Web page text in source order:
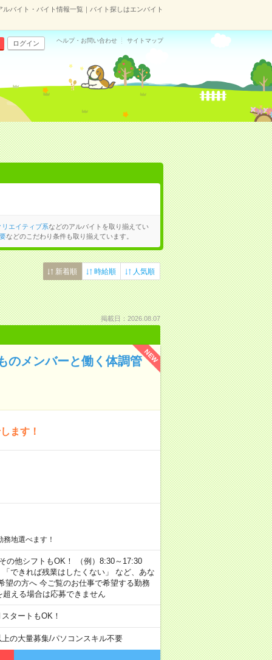
バイト・バイト情報一覧｜バイト探しはエンバイト
ログイン ヘルプ・お問い合わせ サイトマップ
リエイティブ系などのアルバイトを取り揃えてい
などのこだわり条件も取り揃えています。
新着順 時給順 人気順
掲載日：2026.08.07
NEW
のメンバーと働く体調管
ます！
地選べます！
の他シフトもOK！ （例）8:30～17:30
きれば残業はしたくない」 など、あな
の方へ 今ご覧のお仕事で希望する勤務
える場合は応募できません
タートもOK！
の大量募集/パソコンスキル不要